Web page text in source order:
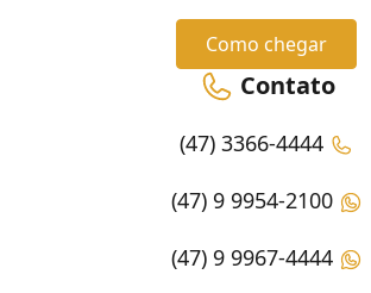
Como chegar
Contato
(47) 3366-4444
(47) 9 9954-2100
(47) 9 9967-4444